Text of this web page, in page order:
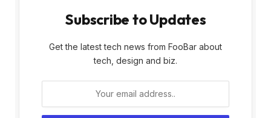
Subscribe to Updates
Get the latest tech news from FooBar about
tech, design and biz.